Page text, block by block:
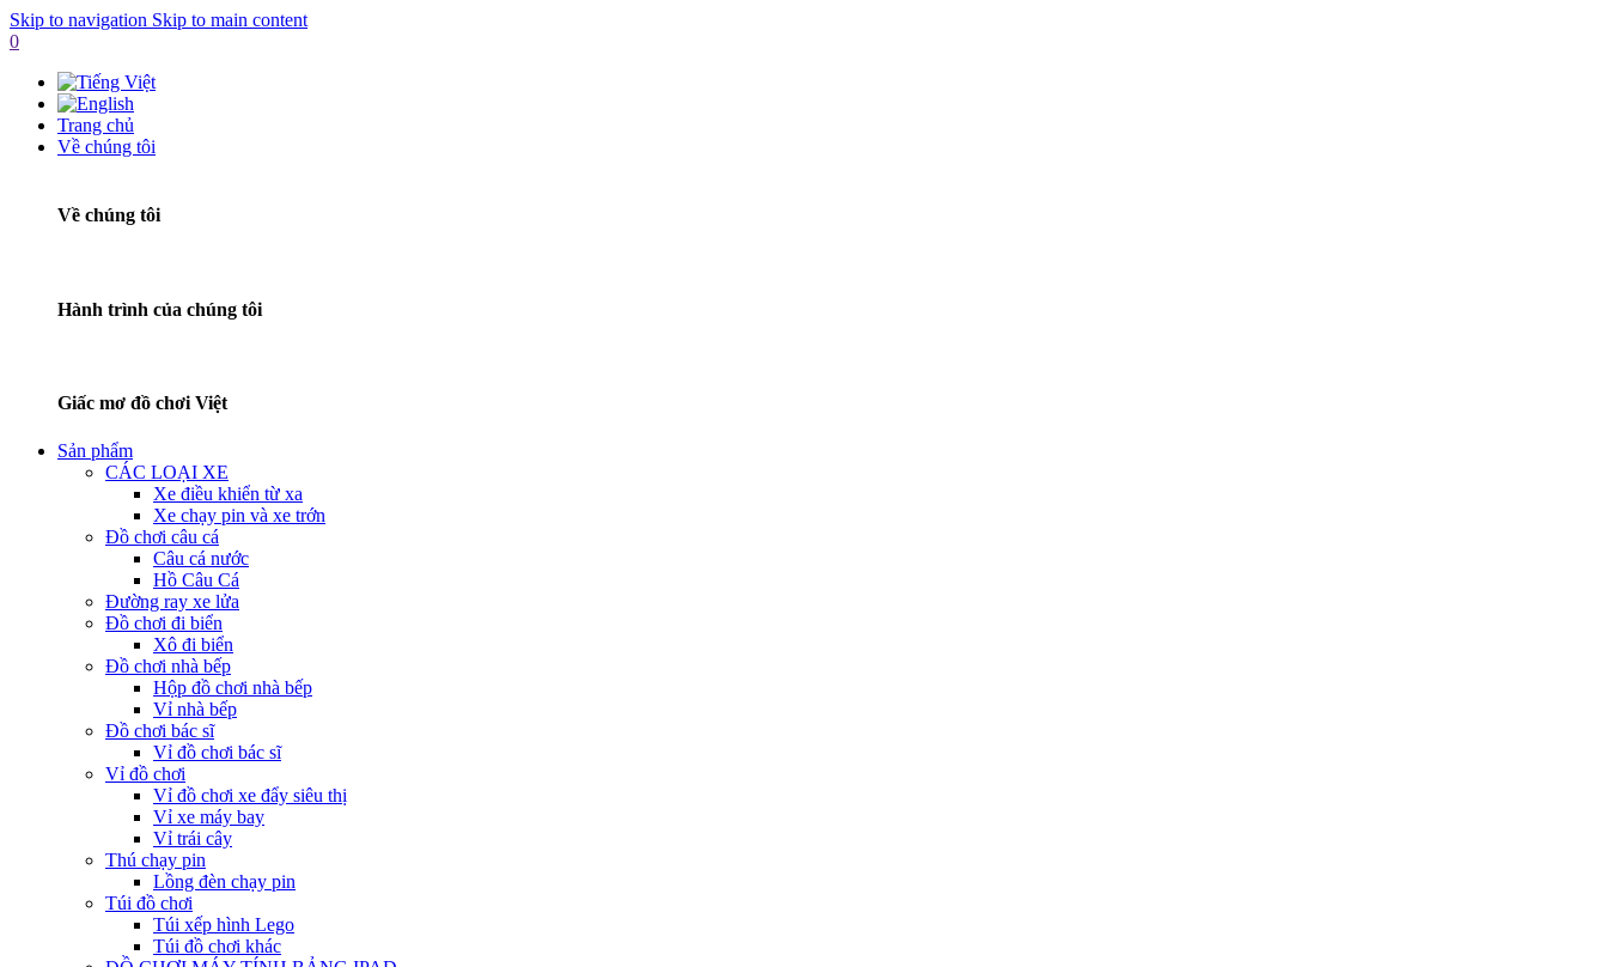
Skip to navigation Skip to main content
0
Trang chủ
Về chúng tôi
Về chúng tôi
Hành trình của chúng tôi
Giấc mơ đồ chơi Việt
Sản phẩm
CÁC LOẠI XE
Xe điều khiển từ xa
Xe chạy pin và xe trớn
Đồ chơi câu cá
Câu cá nước
Hồ Câu Cá
Đường ray xe lửa
Đồ chơi đi biển
Xô đi biển
Đồ chơi nhà bếp
Hộp đồ chơi nhà bếp
Vỉ nhà bếp
Đồ chơi bác sĩ
Vỉ đồ chơi bác sĩ
Vỉ đồ chơi
Vỉ đồ chơi xe đẩy siêu thị
Vỉ xe máy bay
Vỉ trái cây
Thú chạy pin
Lồng đèn chạy pin
Túi đồ chơi
Túi xếp hình Lego
Túi đồ chơi khác